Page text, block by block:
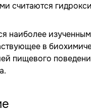
считаются
наиболее
в
пищевого